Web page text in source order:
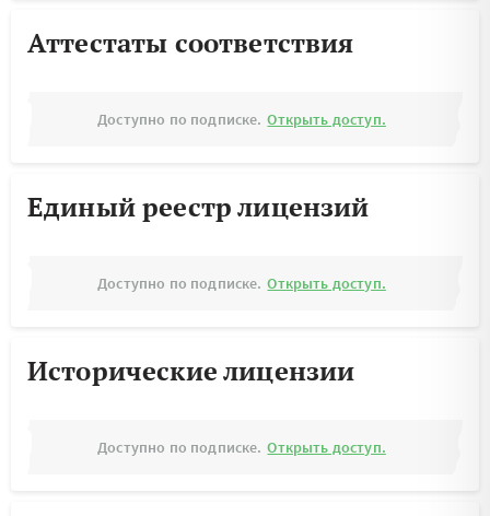
Аттестаты соответствия
Доступно по подписке. Открыть доступ.
Единый реестр лицензий
Доступно по подписке. Открыть доступ.
Исторические лицензии
Доступно по подписке. Открыть доступ.